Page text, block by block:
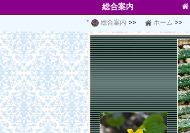
総合案内
総合案内 ホーム